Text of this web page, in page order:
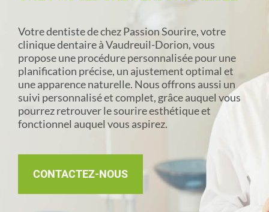
Votre dentiste de chez Passion Sourire, votre
clinique dentaire à Vaudreuil-Dorion, vous
propose une procédure personnalisée pour une
planification précise, un ajustement optimal et
une apparence naturelle. Nous offrons aussi un
suivi personnalisé et complet, grâce auquel vous
pourrez retrouver le sourire esthétique et
fonctionnel auquel vous aspirez.
CONTACTEZ-NOUS